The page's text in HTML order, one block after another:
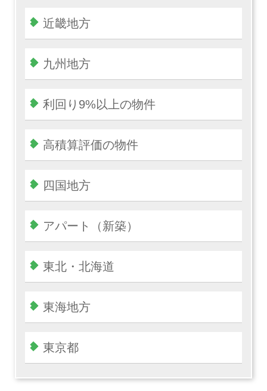
近畿地方
九州地方
利回り9%以上の物件
高積算評価の物件
四国地方
アパート（新築）
東北・北海道
東海地方
東京都